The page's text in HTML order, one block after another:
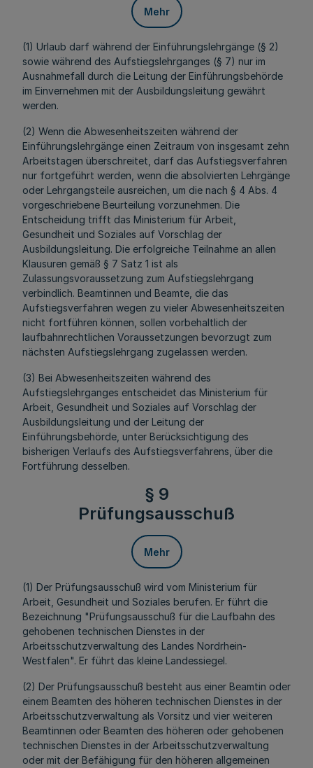
Mehr
(1) Urlaub darf während der Einführungslehrgänge (§ 2)
sowie während des Aufstiegslehrganges (§ 7) nur im
Ausnahmefall durch die Leitung der Einführungsbehörde
im Einvernehmen mit der Ausbildungsleitung gewährt
werden.
(2) Wenn die Abwesenheitszeiten während der
Einführungslehrgänge einen Zeitraum von insgesamt zehn
Arbeitstagen überschreitet, darf das Aufstiegsverfahren
nur fortgeführt werden, wenn die absolvierten Lehrgänge
oder Lehrgangsteile ausreichen, um die nach § 4 Abs. 4
vorgeschriebene Beurteilung vorzunehmen. Die
Entscheidung trifft das Ministerium für Arbeit,
Gesundheit und Soziales auf Vorschlag der
Ausbildungsleitung. Die erfolgreiche Teilnahme an allen
Klausuren gemäß § 7 Satz 1 ist als
Zulassungsvoraussetzung zum Aufstiegslehrgang
verbindlich. Beamtinnen und Beamte, die das
Aufstiegsverfahren wegen zu vieler Abwesenheitszeiten
nicht fortführen können, sollen vorbehaltlich der
laufbahnrechtlichen Voraussetzungen bevorzugt zum
nächsten Aufstiegslehrgang zugelassen werden.
(3) Bei Abwesenheitszeiten während des
Aufstiegslehrganges entscheidet das Ministerium für
Arbeit, Gesundheit und Soziales auf Vorschlag der
Ausbildungsleitung und der Leitung der
Einführungsbehörde, unter Berücksichtigung des
bisherigen Verlaufs des Aufstiegsverfahrens, über die
Fortführung desselben.
§ 9
Prüfungsausschuß
Mehr
(1) Der Prüfungsausschuß wird vom Ministerium für
Arbeit, Gesundheit und Soziales berufen. Er führt die
Bezeichnung "Prüfungsausschuß für die Laufbahn des
gehobenen technischen Dienstes in der
Arbeitsschutzverwaltung des Landes Nordrhein-
Westfalen". Er führt das kleine Landessiegel.
(2) Der Prüfungsausschuß besteht aus einer Beamtin oder
einem Beamten des höheren technischen Dienstes in der
Arbeitsschutzverwaltung als Vorsitz und vier weiteren
Beamtinnen oder Beamten des höheren oder gehobenen
technischen Dienstes in der Arbeitsschutzverwaltung
oder mit der Befähigung für den höheren allgemeinen